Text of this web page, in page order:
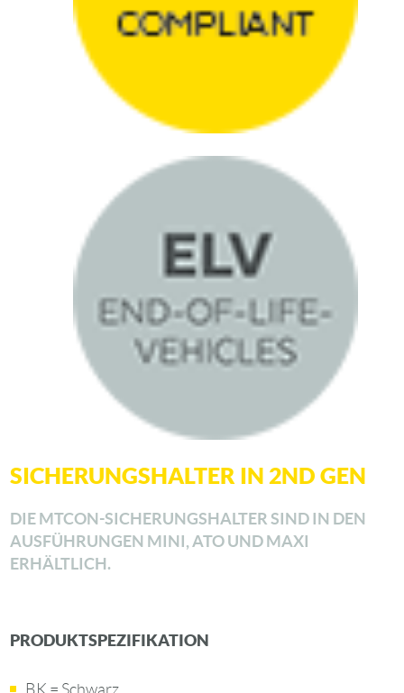
SICHERUNGSHALTER IN 2ND GEN
DIE MTCON-SICHERUNGSHALTER SIND IN DEN
AUSFÜHRUNGEN MINI, ATO UND MAXI
ERHÄLTLICH.
PRODUKTSPEZIFIKATION